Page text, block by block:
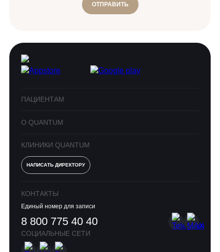
ОТПРАВИТЬ
ПАЦИЕНТАМ
О QUANTUM
КЛИНИКИ QUANTUM
НАПИСАТЬ ДИРЕКТОРУ
КОНТАКТЫ
Единый номер для записи
8 800 775 40 40
СОЦИАЛЬНЫЕ СЕТИ